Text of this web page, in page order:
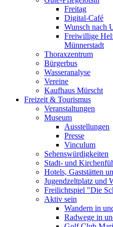
Freitag
Digital-Café
Wunsch nach
Freiwillige
Münnerstadt
Thoraxzentrum
Bürgerbus
Wasseranalyse
Vereine
Kaufhaus Mürscht
Freizeit & Tourismus
Veranstaltungen
Museum
Ausstellungen
Presse
Vinculum
Sehenswürdigkeiten
Stadt- und
Hotels, Gaststätten
Jugendzeltplatz und
Freilichtspiel "Die
Aktiv sein
Wandern in
Radwege in